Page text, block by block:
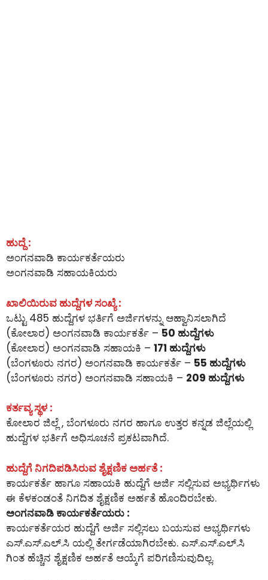
ಹುದ್ದೆ :
ಅಂಗನವಾಡಿ ಕಾರ್ಯಕರ್ತೆಯರು
ಅಂಗನವಾಡಿ ಸಹಾಯಕಿಯರು
ಖಾಲಿಯಿರುವ ಹುದ್ದೆಗಳ ಸಂಖ್ಯೆ :
ಒಟ್ಟು 485 ಹುದ್ದೆಗಳ ಭರ್ತಿಗೆ ಅರ್ಜಿಗಳನ್ನು ಆಹ್ವಾನಿಸಲಾಗಿದೆ
(ಕೋಲಾರ) ಅಂಗನವಾಡಿ ಕಾರ್ಯಕರ್ತೆ – 50 ಹುದ್ದೆಗಳು
(ಕೋಲಾರ) ಅಂಗನವಾಡಿ ಸಹಾಯಕಿ – 171 ಹುದ್ದೆಗಳು
(ಬೆಂಗಳೂರು ನಗರ) ಅಂಗನವಾಡಿ ಕಾರ್ಯಕರ್ತೆ – 55 ಹುದ್ದೆಗಳು
(ಬೆಂಗಳೂರು ನಗರ) ಅಂಗನವಾಡಿ ಸಹಾಯಕಿ – 209 ಹುದ್ದೆಗಳು
ಕರ್ತವ್ಯ ಸ್ಥಳ :
ಕೋಲಾರ ಜಿಲ್ಲೆ , ಬೆಂಗಳೂರು ನಗರ ಹಾಗೂ ಉತ್ತರ ಕನ್ನಡ ಜಿಲ್ಲೆಯಲ್ಲಿ
ಹುದ್ದೆಗಳ ಭರ್ತಿಗೆ ಅಧಿಸೂಚನೆ ಪ್ರಕಟವಾಗಿದೆ.
ಹುದ್ದೆಗೆ ನಿಗದಿಪಡಿಸಿರುವ ಶೈಕ್ಷಣಿಕ ಅರ್ಹತೆ :
ಕಾರ್ಯಕರ್ತೆ ಹಾಗೂ ಸಹಾಯಕಿ ಹುದ್ದೆಗೆ ಅರ್ಜಿ ಸಲ್ಲಿಸುವ ಅಭ್ಯರ್ಥಿಗಳು
ಈ ಕೆಳಕಂಡಂತೆ ನಿಗದಿತ ಶೈಕ್ಷಣಿಕ ಅರ್ಹತೆ ಹೊಂದಿರಬೇಕು.
ಅಂಗನವಾಡಿ ಕಾರ್ಯಕರ್ತೆಯರು :
ಕಾರ್ಯಕರ್ತೆಯರ ಹುದ್ದೆಗೆ ಅರ್ಜಿ ಸಲ್ಲಿಸಲು ಬಯಸುವ ಅಭ್ಯರ್ಥಿಗಳು
ಎಸ್.ಎಸ್.ಎಲ್.ಸಿ ಯಲ್ಲಿ ತೇರ್ಗಡೆಯಾಗಿರಬೇಕು. ಎಸ್.ಎಸ್.ಎಲ್.ಸಿ
ಗಿಂತ ಹೆಚ್ಚಿನ ಶೈಕ್ಷಣಿಕ ಅರ್ಹತೆ ಆಯ್ಕೆಗೆ ಪರಿಗಣಿಸುವುದಿಲ್ಲ.